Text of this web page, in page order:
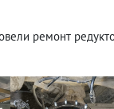
ремонт